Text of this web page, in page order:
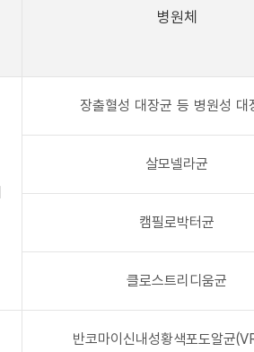
병원체
장출혈성 대장균 등 병원성 대
살모넬라균
캠필로박터균
클로스트리디움균
반코마이신내성황색포도알균